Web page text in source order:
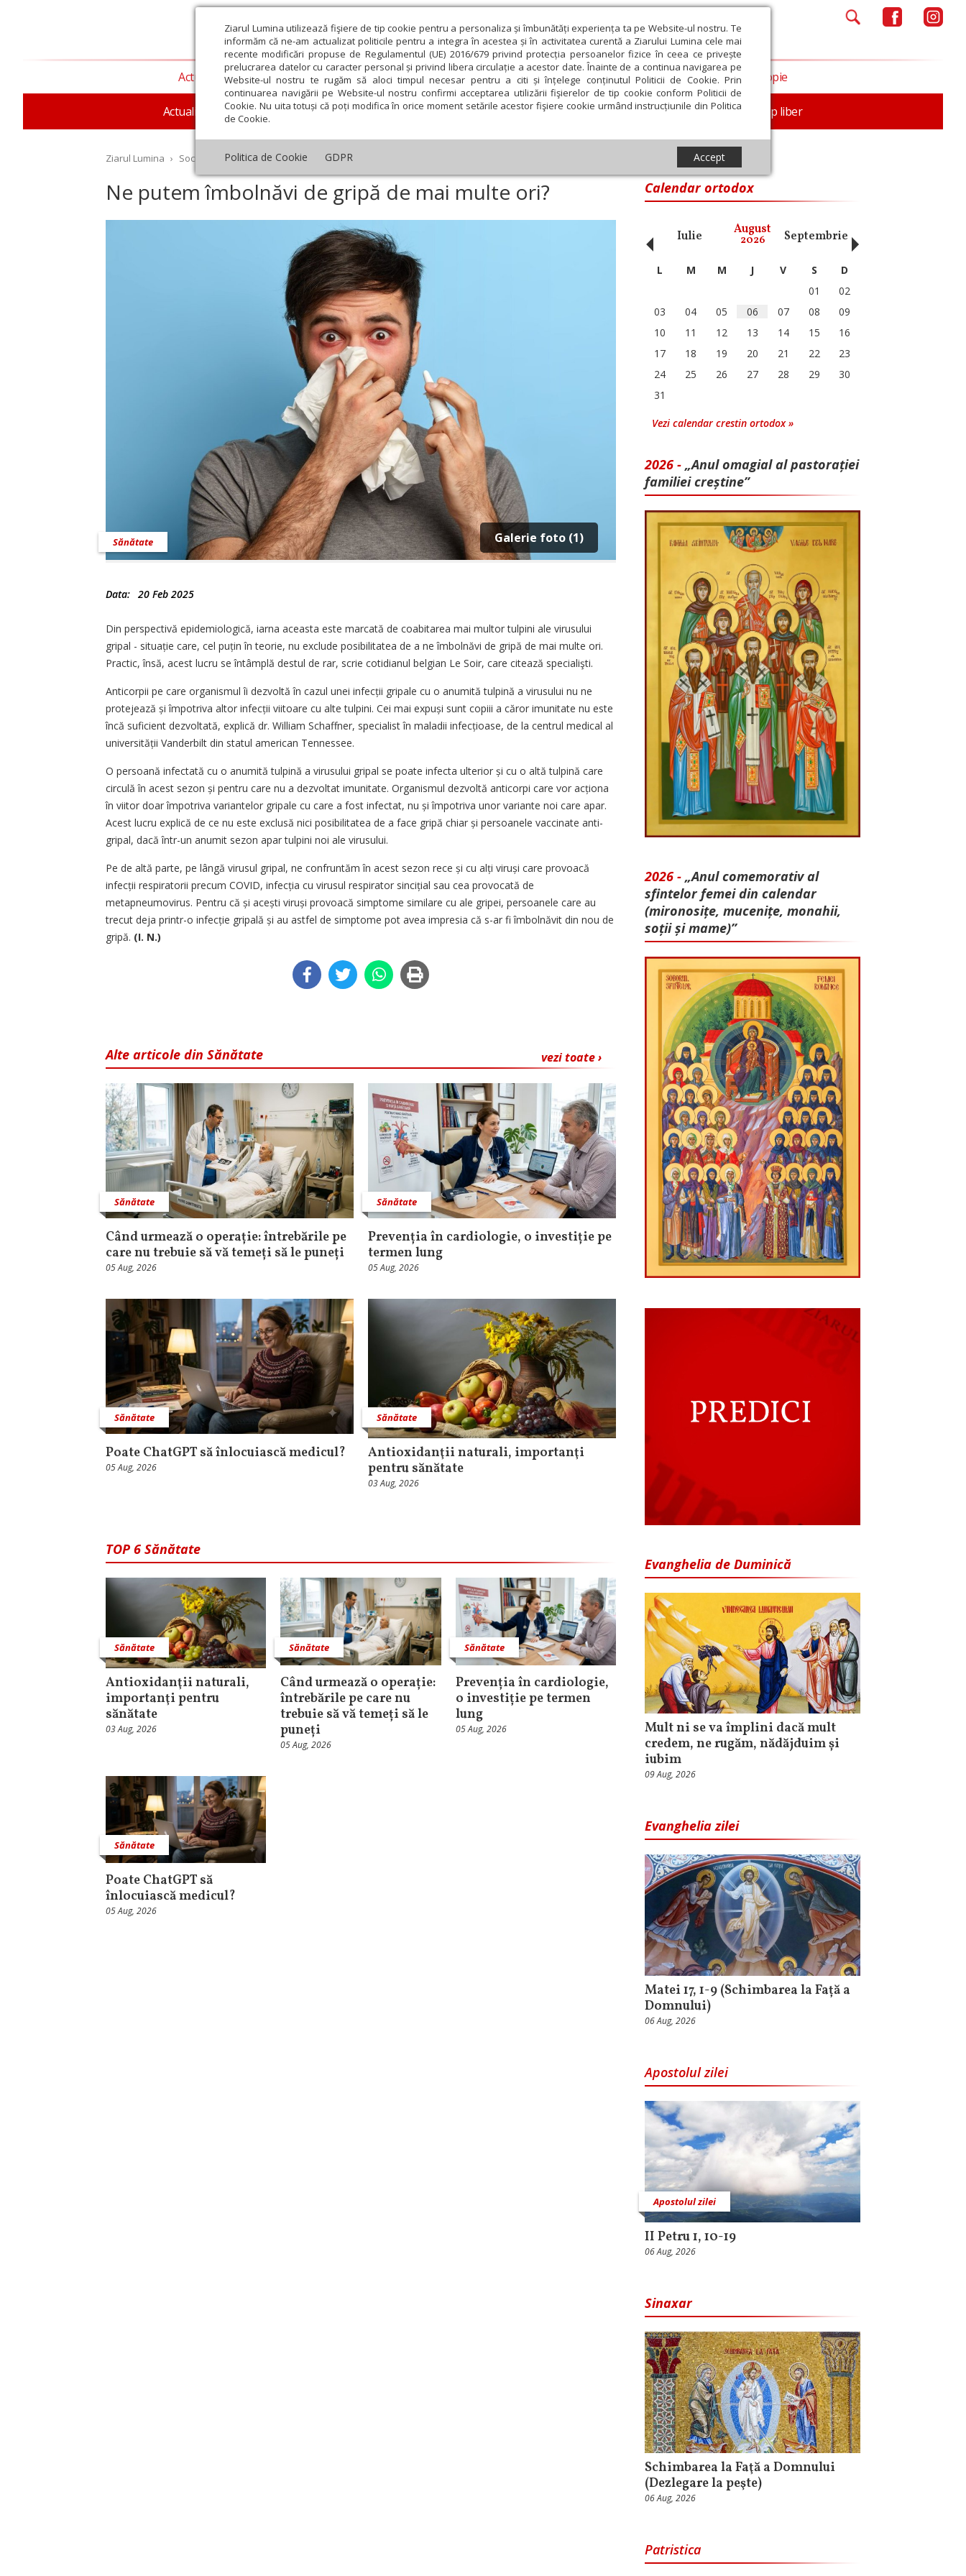
Ziarul Lumina utilizează fişiere de tip cookie pentru a personaliza și îmbunătăți experiența ta pe Website-ul nostru. Te
informăm că ne-am actualizat politicile pentru a integra în acestea și în activitatea curentă a Ziarului Lumina cele mai
recente modificări propuse de Regulamentul (UE) 2016/679 privind protecția persoanelor fizice în ceea ce privește
prelucrarea datelor cu caracter personal și privind libera circulație a acestor date. Înainte de a continua navigarea pe
Website-ul nostru te rugăm să aloci timpul necesar pentru a citi și înțelege conținutul Politicii de Cookie. Prin
continuarea navigării pe Website-ul nostru confirmi acceptarea utilizării fişierelor de tip cookie conform Politicii de
Cookie. Nu uita totuși că poți modifica în orice moment setările acestor fişiere cookie urmând instrucțiunile din Politica
de Cookie.
Politica de Cookie GDPR Accept
Actualitate religioasă Teologie și spiritualitate Educaţie și Cultură Societate
Actualitate socială Sănătate Analiză Reportaj Psihologie Religie și știință Familie Timp liber
Opinii Filantropie
Ziarul Lumina › Societate › Sănătate › Ne putem îmbolnăvi de gripă de mai multe ori?
Ne putem îmbolnăvi de gripă de mai multe ori?
Galerie foto (1)
Sănătate
Data: 20 Feb 2025
Din perspectivă epidemiologică, iarna aceasta este marcată de coabitarea mai multor tulpini ale virusului
gripal - situație care, cel puțin în teorie, nu exclude posibilitatea de a ne îmbolnăvi de gripă de mai multe ori.
Practic, însă, acest lucru se întâmplă destul de rar, scrie cotidianul belgian Le Soir, care citează specialişti.
Anticorpii pe care organismul îi dezvoltă în cazul unei infecții gripale cu o anumită tulpină a virusului nu ne
protejează și împotriva altor infecții viitoare cu alte tulpini. Cei mai expuși sunt copiii a căror imunitate nu este
încă sufi­ci­ent dezvoltată, explică dr. Willi­am Schaffner, specialist în maladii infecțioase, de la centrul medical al
universității Vanderbilt din statul american Tennessee.
O persoană infectată cu o anumită tulpină a virusului gripal se poate infecta ulterior și cu o altă tulpină care
circulă în acest sezon și pentru care nu a dezvoltat imu­nitate. Organismul dezvoltă anticorpi care vor acționa
în viitor doar împotriva variantelor gripale cu care a fost infectat, nu și împotriva unor variante noi care apar.
Acest lucru explică de ce nu este exclusă nici posibilitatea de a face gripă chiar și persoanele vaccinate anti­
gripal, dacă într-un anumit sezon apar tulpini noi ale virusului.
Pe de altă parte, pe lângă virusul gripal, ne confruntăm în acest sezon rece și cu alți viruși care provoacă
infecții respiratorii precum COVID, infecția cu virusul respirator sincițial sau cea provocată de
metapneumovirus. Pentru că și acești viruși provoacă simp­tome similare cu ale gripei, persoanele care au
trecut deja printr-o infecție gripală și au astfel de simp­tome pot avea impresia că s-ar fi îmbolnăvit din nou de
gripă. (I. N.)
vezi toate ›
Alte articole din Sănătate
Sănătate
Când urmează o operație: întrebările pe
care nu trebuie să vă temeți să le puneți
05 Aug, 2026
Sănătate
Prevenția în cardiologie, o investiție pe
termen lung
05 Aug, 2026
Sănătate
Poate ChatGPT să înlocuiască medicul?
05 Aug, 2026
Sănătate
Antioxidanţii naturali, importanţi
pentru sănătate
03 Aug, 2026
TOP 6 Sănătate
Sănătate
Antioxidanţii naturali,
importanţi pentru
sănătate
03 Aug, 2026
Sănătate
Când urmează o operație:
întrebările pe care nu
trebuie să vă temeți să le
puneți
05 Aug, 2026
Sănătate
Prevenția în cardiologie,
o investiție pe termen
lung
05 Aug, 2026
Sănătate
Poate ChatGPT să
înlocuiască medicul?
05 Aug, 2026
Calendar ortodox
Ianuarie Februarie Iulie August
2026 Septembrie Octombrie
‹ L M M J V S
D
01
02
03
04 05 06 07 08
09
10
11 12 13 14 15
16
17
18 19 20 21 22
23
24
25 26 27 28 29
30
31
Vezi calendar crestin ortodox »
2026 - „Anul omagial al pastorației
familiei creștine”
2026 - „Anul comemorativ al
sfintelor femei din calendar
(mironosițe, mu­cenițe, monahii,
soții și mame)”
Evanghelia de Duminică
Mult ni se va împlini dacă mult
credem, ne rugăm, nădăjduim și
iubim
09 Aug, 2026
Evanghelia zilei
Matei 17, 1-9 (Schimbarea la Față a
Domnului)
06 Aug, 2026
Apostolul zilei
Apostolul zilei
II Petru 1, 10-19
06 Aug, 2026
Sinaxar
Schimbarea la Faţă a Domnului
(Dezlegare la peşte)
06 Aug, 2026
Patristica